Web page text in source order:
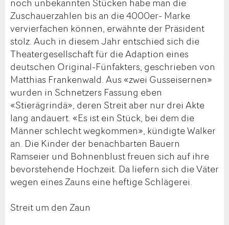
Zuschauerzahlen bis an die 4000er- Marke
vervierfachen können, erwähnte der Präsident
stolz. Auch in diesem Jahr entschied sich die
Theatergesellschaft für die Adaption eines
deutschen Original-Fünfakters, geschrieben von
Matthias Frankenwald. Aus «zwei Gusseisernen»
wurden in Schnetzers Fassung eben
«Stierägrindä», deren Streit aber nur drei Akte
lang andauert. «Es ist ein Stück, bei dem die
Männer schlecht wegkommen», kündigte Walker
an. Die Kinder der benachbarten Bauern
Ramseier und Bohnenblust freuen sich auf ihre
bevorstehende Hochzeit. Da liefern sich die Väter
wegen eines Zauns eine heftige Schlägerei.
Streit um den Zaun